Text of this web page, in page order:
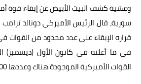
وعشية كشف البيت الأبيض عن إبقاء قوة
سورية، قال الرئيس الأميركي دونالد
قراره الإبقاء على عدد محدود من القوات
في ما أعلنه في كانون الأول
القوات الأميركية الموجودة هناك وعددها 2000 جندي.